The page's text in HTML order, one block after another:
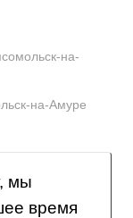
на-
на-Амуре
мы
время